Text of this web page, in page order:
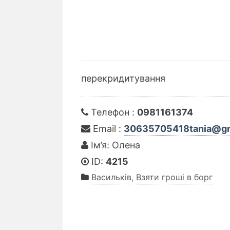
перекридитування
Телефон : 0981161374
Email :
Ім’я: Олена
ID: 4215
Васильків, Взяти гроші в борг